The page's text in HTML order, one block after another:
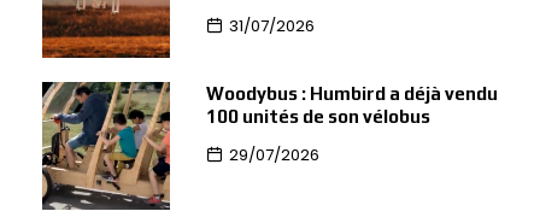
31/07/2026
Woodybus : Humbird a déjà vendu
100 unités de son vélobus
29/07/2026